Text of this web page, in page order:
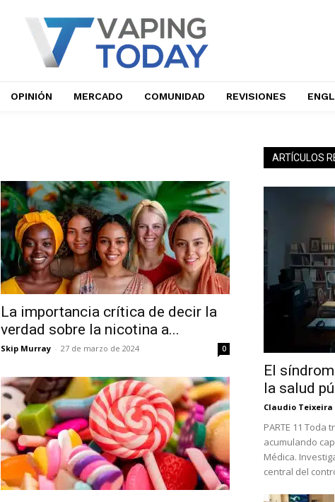
OPINIÓN MERCADO COMUNIDAD REVISIONES
La importancia crítica de decir la
verdad sobre la nicotina a...
Skip Murray - 27 de marzo de 2024 0
ARTÍCULOS
El
la salud
Claudio Teixeira
PARTE 11
acumulando
Médica.
central del